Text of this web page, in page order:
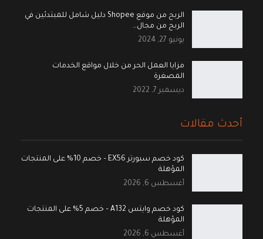
الربح من موقع Shopee دليل شامل للمبتدئين في
الربح من مجال…
يونيو 27, 2024
مزايا العمل الحر من خلال مواقع الخدمات
المصغرة
ديسمبر 7, 2022
أحدث مقالات
كود خصم سبورتر EX56 – خصم 10% على المنتجات
المؤهلة
أغسطس 6, 2026
كود خصم وايتس A132 – خصم 5% على المنتجات
المؤهلة
أغسطس 6, 2026